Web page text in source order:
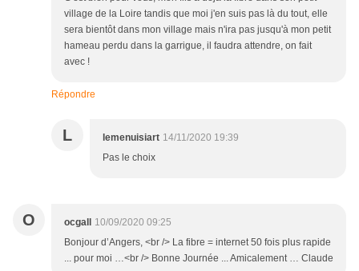
village de la Loire tandis que moi j'en suis pas là du tout, elle
sera bientôt dans mon village mais n'ira pas jusqu'à mon petit
hameau perdu dans la garrigue, il faudra attendre, on fait
avec !
Répondre
L lemenuisiart 14/11/2020 19:39
Pas le choix
O ocgall
10/09/2020 09:25
Bonjour d’Angers, <br /> La fibre = internet 50 fois plus rapide
... pour moi …<br /> Bonne Journée ... Amicalement … Claude